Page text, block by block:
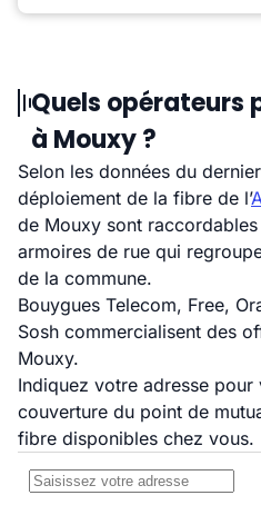
Quels opérateurs
à Mouxy ?
Selon les données du
déploiement de la fibre de l’
de Mouxy sont
armoires de rue qui
de la commune.
Bouygues Telecom, Free,
Sosh commercialisent des
Mouxy.
Indiquez votre adresse
couverture du point de
fibre disponibles chez vous.